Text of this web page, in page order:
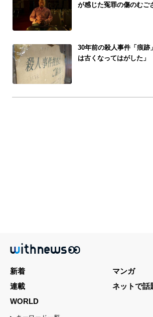
が感じた冤罪の傷のむご
30年前の殺人事件「痕
は古くなってはがした」
新着
マンガ
連載
ネットで話
WORLD